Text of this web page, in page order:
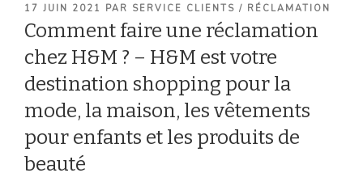
PUBLIÉ
LE
17 JUIN 2021 PAR SERVICE CLIENTS / RÉCLAMATION
Comment faire une réclamation
chez H&M ? – H&M est votre
destination shopping pour la
mode, la maison, les vêtements
pour enfants et les produits de
beauté